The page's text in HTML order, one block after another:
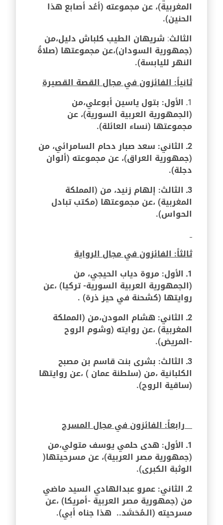
المغربية)، عن مجموعته (أعُد أصابع هذا
الحنين).
الثالث: شريهان الطيب كلباش دليل،من
(جمهورية السودان)،عن مجموعتها (صلاةُ
النهر لليابسة).
ثانياً: الفائزون في مجال القصة القصيرة
1ـ الأول: بتول ياسين أبوعلي،من
(الجمهورية العربية السورية)، عن
مجموعتها (نساء العائلة).
2ـ الثاني: سعد صبار دحام السامرائي، من
(جمهورية العراق)، عن مجموعته (ألوان
دجلة).
3ـ الثالث: إلهام زنيد، من (المملكة
المغربية) ،عن مجموعتها (مكتب تبادل
الحواس).
ثالثاً: الفائزون في مجال الرواية
1ـ الأول: مروة دياب الحيجي، من
(الجمهورية العربية السورية- تركيا) ،عن
روايتها (كشحنة في حيز ذرة) .
2ـ الثاني: هشام المودن،من (المملكة
المغربية) ،عن روايته (وشوم الروح
-المريض).
3ـ الثالث: بشرى بنت قاسم بن مصبح
الكلبانية ،من (سلطنة عمان ) ،عن روايتها
(ساقية الروح).
رابعاً: الفائزون في مجال المسرح
1ـ الأول: هدى حلمي يوسف متولي،من
(جمهورية مصر العربية)، عن مسرحيتها(
الوثبة الكبرى).
2ـ الثاني:
عمرو عبدالهادي السيد ماضي
من (جمهورية مصر العربية -أمريكا) ،عن
مسرحيته (الـمُحَسَّد.. هذا جناه أبي).